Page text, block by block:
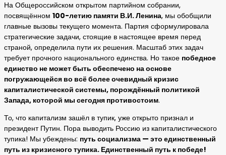
На Общероссийском открытом партийном собрании,
посвящённом 100-летию памяти В.И. Ленина, мы обобщили
главные вызовы текущего момента. Партия сформулировала
стратегические задачи, стоящие в настоящее время перед
страной, определила пути их решения. Масштаб этих задач
требует прочного национального единства. Но такое победное
единство не может быть обеспечено на основе
погружающейся во всё более очевидный кризис
капиталистической системы, порождённый политикой
Запада, которой мы сегодня противостоим.
То, что капитализм зашёл в тупик, уже открыто признал и
президент Путин. Пора выводить Россию из капиталистического
тупика! Мы убеждены: путь социализма — это единственный
путь из кризисного тупика. Единственный путь к победе!